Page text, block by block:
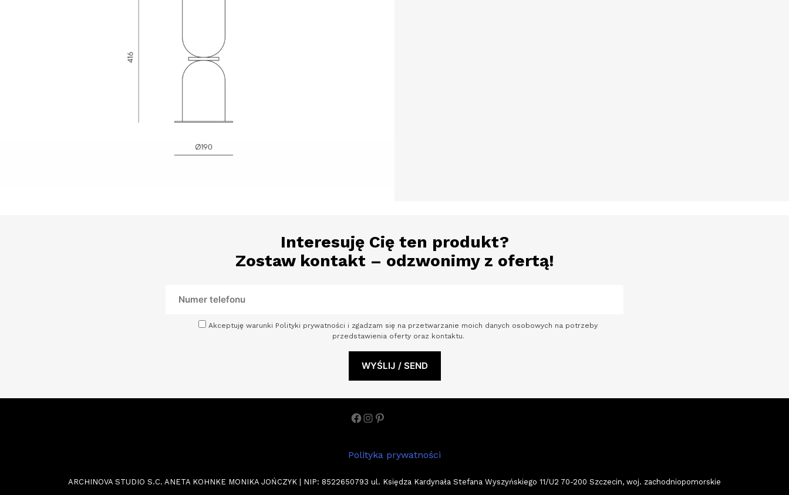
Interesuję Cię ten produkt?
Zostaw kontakt – odzwonimy z ofertą!
Akceptuję warunki Polityki prywatności i zgadzam się na przetwarzanie moich danych osobowych na potrzeby
przedstawienia oferty oraz kontaktu.
Facebook Instagram Pinterest
Polityka prywatności
ARCHINOVA STUDIO S.C. ANETA KOHNKE MONIKA JOŃCZYK | NIP: 8522650793 ul. Księdza Kardynała Stefana Wyszyńskiego 11/U2 70-200 Szczecin, woj. zachodniopomorskie